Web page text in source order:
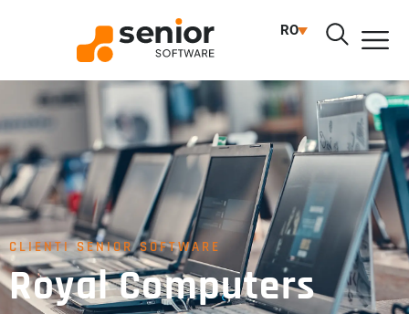
RO
CLIENTI SENIOR SOFTWARE
Royal Computers